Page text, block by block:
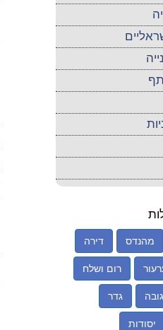
מהנדס דירה
רום ושלח
גובה גדר
יסודות